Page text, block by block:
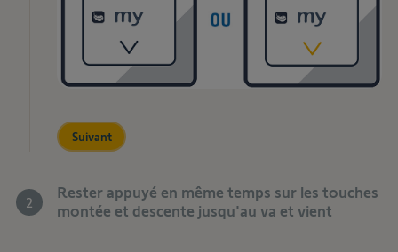
Suivant
2
Rester appuyé en même temps sur les touches
montée et descente jusqu'au va et vient